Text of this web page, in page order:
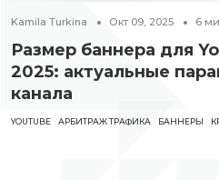
Kamila Turkina Окт 09, 2025 6
Размер баннера для
2025: актуальные
канала
YOUTUBE АРБИТРАЖ ТРАФИКА БАННЕРЫ